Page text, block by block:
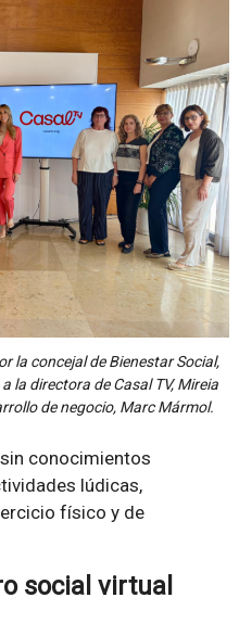
la concejal de Bienestar Social,
la directora de Casal TV, Mireia
de negocio, Marc Mármol.
conocimientos
lúdicas,
físico y de
social virtual